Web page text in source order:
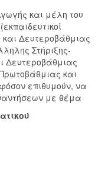
και μέλη του
Δευτεροβάθμιας
Στήριξης-
Δευτεροβάθμιας
και
επιθυμούν, να
με θέμα